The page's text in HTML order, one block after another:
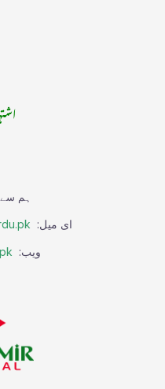
ہم
ای میل:
ویب: